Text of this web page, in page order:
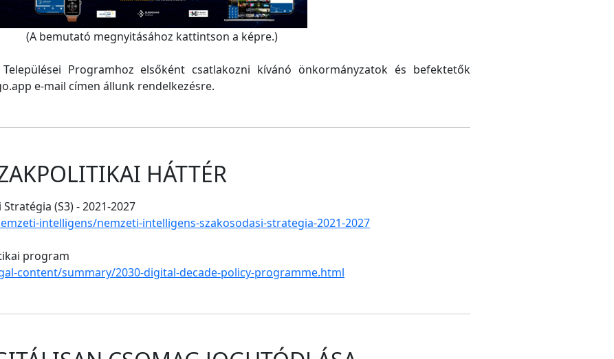
(A bemutató megnyitásához kattintson a képre.)
Programhoz elsőként csatlakozni kívánó önkormányzatok és befektetők
e-mail címen állunk rendelkezésre.
HÁTTÉR
(S3) - 2021-2027
intelligens/nemzeti-intelligens-szakosodasi-strategia-2021-2027
program
content/summary/2030-digital-decade-policy-programme.html